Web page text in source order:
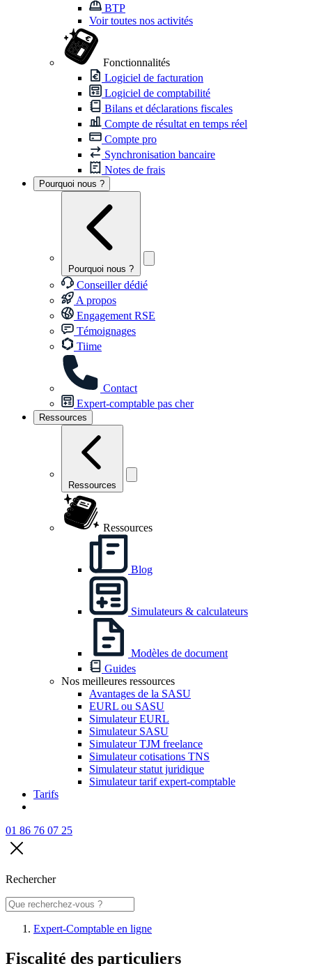
BTP
Voir toutes nos activités
Fonctionnalités
Logiciel de facturation
Logiciel de comptabilité
Bilans et déclarations fiscales
Compte de résultat en temps réel
Compte pro
Synchronisation bancaire
Notes de frais
Pourquoi nous ?
Pourquoi nous ?
Conseiller dédié
A propos
Engagement RSE
Témoignages
Tiime
Contact
Expert-comptable pas cher
Ressources
Ressources
Ressources
Blog
Simulateurs & calculateurs
Modèles de document
Guides
Nos meilleures ressources
Avantages de la SASU
EURL ou SASU
Simulateur EURL
Simulateur SASU
Simulateur TJM freelance
Simulateur cotisations TNS
Simulateur statut juridique
Simulateur tarif expert-comptable
Tarifs
01 86 76 07 25
Rechercher
Expert-Comptable en ligne
Fiscalité des particuliers